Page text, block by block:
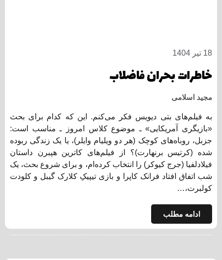
18 تیر 1404
خاطرات بحران فاضلاب
مجید اسلامی
به فیلم‌های بتی دیویس فکر می‌کنم. این که کدام برای بحث
«بازیگری آمریکایی» ـ موضوع کلاس امروز ـ مناسب است:
جزبل، روباه‌های کوچک (هر دو ویلیام وایلر)، یا یک زندگی ربوده
شده (کرتیس برنهارت)؟ از فیلم‌های کاترین هپبرن داستان
فیلادلفیا (جرج کیوکر) را انتخاب کرده‌ام، و برای شروع بحث، یک
شب اتفاق افتاد فرانک کاپرا و بازی تیپیکِ کلارک گیبل و کلودت
کولبرت،…
ادامه مطلب